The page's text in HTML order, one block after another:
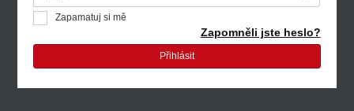
Zapamatuj si mě
Zapomněli jste heslo?